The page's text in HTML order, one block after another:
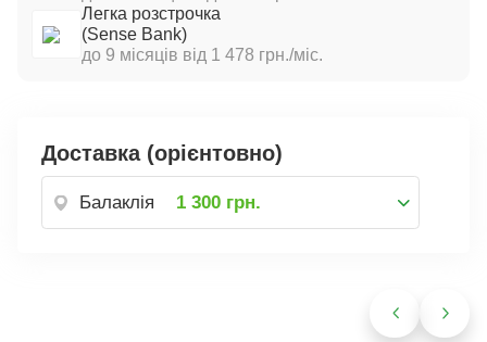
Легка розстрочка
(Sense Bank)
до 9 місяців від 1 478 грн./міс.
Доставка (орієнтовно)
Балаклія 1 300 грн.